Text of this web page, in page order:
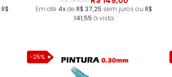
R$
Em até 4xde R$ 37,25 sem juros ou R$
141,55 à vista
-25%